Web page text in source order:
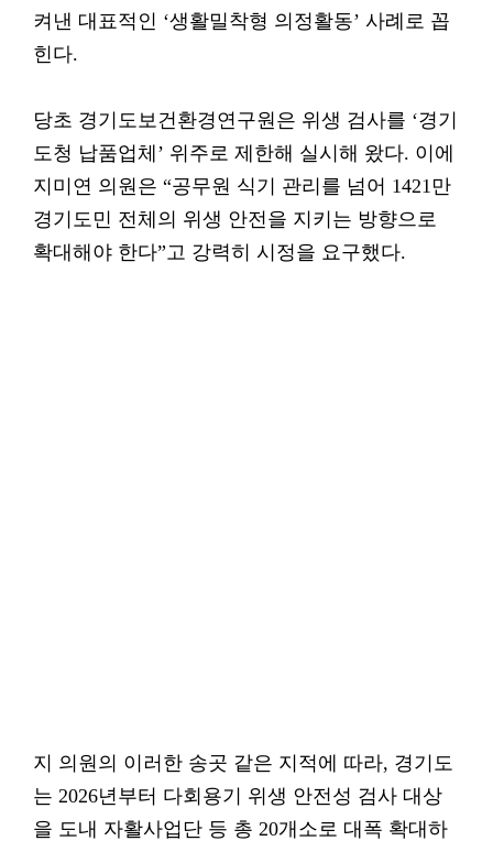
켜낸 대표적인 ‘생활밀착형 의정활동’ 사례로 꼽
힌다.
당초 경기도보건환경연구원은 위생 검사를 ‘경기
도청 납품업체’ 위주로 제한해 실시해 왔다. 이에
지미연 의원은 “공무원 식기 관리를 넘어 1421만
경기도민 전체의 위생 안전을 지키는 방향으로
확대해야 한다”고 강력히 시정을 요구했다.
지 의원의 이러한 송곳 같은 지적에 따라, 경기도
는 2026년부터 다회용기 위생 안전성 검사 대상
을 도내 자활사업단 등 총 20개소로 대폭 확대하